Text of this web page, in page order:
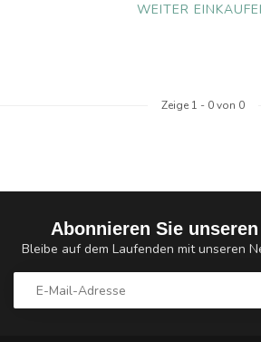
WEITER
Zeige 1 - 0von 0
Abonnieren Sie
Bleibe auf dem Laufenden mit unseren